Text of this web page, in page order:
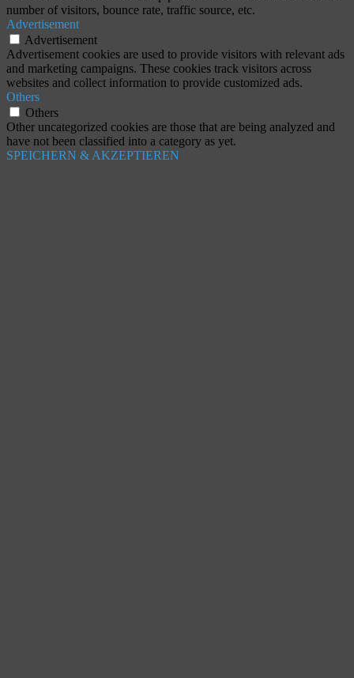
number of visitors, bounce rate, traffic source, etc.
Advertisement
Advertisement
Advertisement cookies are used to provide visitors with relevant ads
and marketing campaigns. These cookies track visitors across
websites and collect information to provide customized ads.
Others
Others
Other uncategorized cookies are those that are being analyzed and
have not been classified into a category as yet.
SPEICHERN & AKZEPTIEREN